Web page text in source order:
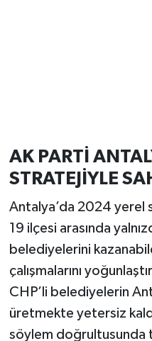
AK PARTİ
STRATEJİYLE
Antalya’da 2024 yerel
19 ilçesi arasında
belediyelerini
çalışmalarını
CHP’li belediyelerin
üretmekte yetersiz
söylem doğrultusunda